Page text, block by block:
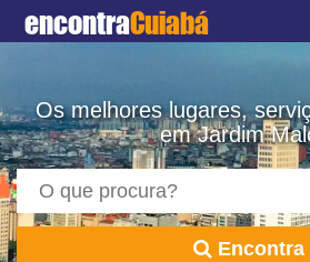
encontraCuiabá
Os melhores lugares,
em Jardim
Encontra